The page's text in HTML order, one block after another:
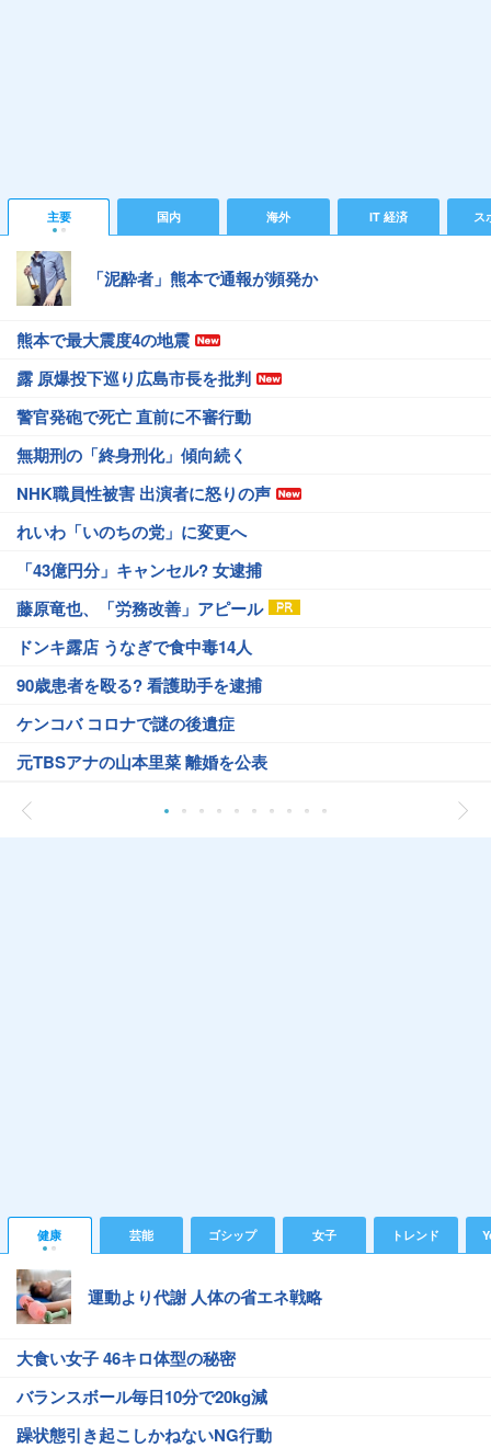
主要 国内 海外 IT 経済 ス
「泥酔者」熊本で通報が頻発か
熊本で最大震度4の地震
露 原爆投下巡り広島市長を批判
警官発砲で死亡 直前に不審行動
無期刑の「終身刑化」傾向続く
NHK職員性被害 出演者に怒りの声
れいわ「いのちの党」に変更へ
「43億円分」キャンセル? 女逮捕
藤原竜也、「労務改善」アピール
ドンキ露店 うなぎで食中毒14人
90歳患者を殴る? 看護助手を逮捕
ケンコバ コロナで謎の後遺症
元TBSアナの山本里菜 離婚を公表
健康 芸能 ゴシップ 女子 トレンド
運動より代謝 人体の省エネ戦略
大食い女子 46キロ体型の秘密
バランスボール毎日10分で20kg減
躁状態引き起こしかねないNG行動